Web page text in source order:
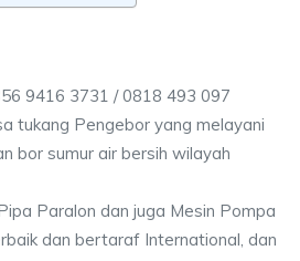
9416 3731 / 0818 493 097
tukang Pengebor yang melayani
bor sumur air bersih wilayah
Paralon dan juga Mesin Pompa
dan bertaraf International, dan